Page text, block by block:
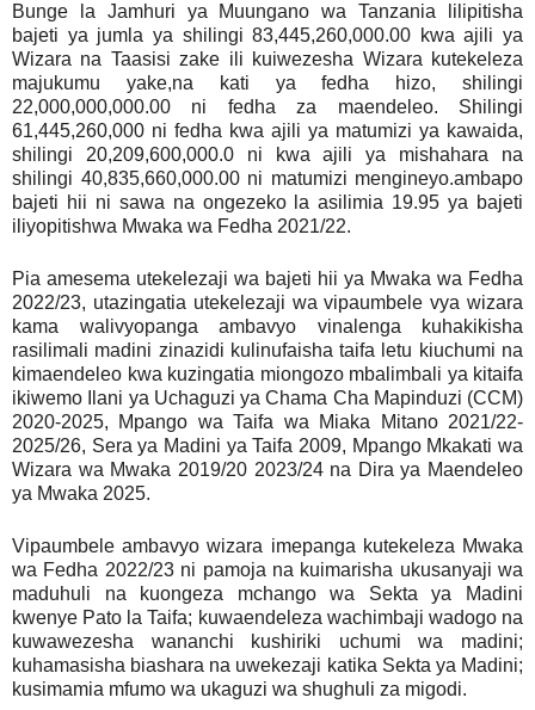
Bunge la Jamhuri ya Muungano wa Tanzania lilipitisha
bajeti ya jumla ya shilingi 83,445,260,000.00 kwa ajili ya
Wizara na Taasisi zake ili kuiwezesha Wizara kutekeleza
majukumu yake,na kati ya fedha hizo, shilingi
22,000,000,000.00 ni fedha za maendeleo. Shilingi
61,445,260,000 ni fedha kwa ajili ya matumizi ya kawaida,
shilingi 20,209,600,000.0 ni kwa ajili ya mishahara na
shilingi 40,835,660,000.00 ni matumizi mengineyo.ambapo
bajeti hii ni sawa na ongezeko la asilimia 19.95 ya bajeti
iliyopitishwa Mwaka wa Fedha 2021/22.
Pia amesema utekelezaji wa bajeti hii ya Mwaka wa Fedha
2022/23, utazingatia utekelezaji wa vipaumbele vya wizara
kama walivyopanga ambavyo vinalenga kuhakikisha
rasilimali madini zinazidi kulinufaisha taifa letu kiuchumi na
kimaendeleo kwa kuzingatia miongozo mbalimbali ya kitaifa
ikiwemo Ilani ya Uchaguzi ya Chama Cha Mapinduzi (CCM)
2020-2025, Mpango wa Taifa wa Miaka Mitano 2021/22-
2025/26, Sera ya Madini ya Taifa 2009, Mpango Mkakati wa
Wizara wa Mwaka 2019/20 2023/24 na Dira ya Maendeleo
ya Mwaka 2025.
Vipaumbele ambavyo wizara imepanga kutekeleza Mwaka
wa Fedha 2022/23 ni pamoja na kuimarisha ukusanyaji wa
maduhuli na kuongeza mchango wa Sekta ya Madini
kwenye Pato la Taifa; kuwaendeleza wachimbaji wadogo na
kuwawezesha wananchi kushiriki uchumi wa madini;
kuhamasisha biashara na uwekezaji katika Sekta ya Madini;
kusimamia mfumo wa ukaguzi wa shughuli za migodi.